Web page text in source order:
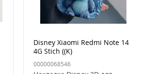
Disney Xiaomi Redmi Note 14
4G Stich ((K)
00000068546